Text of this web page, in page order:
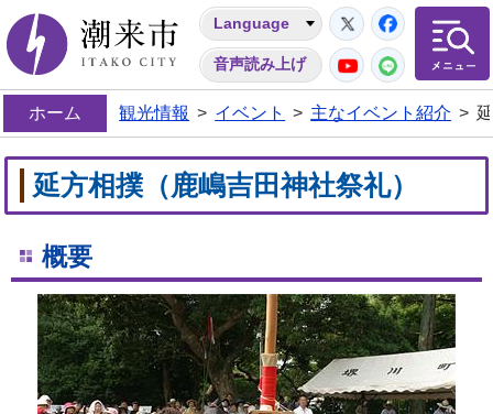
潮来市
Language
音声読み上げ
Twitter
YouTube
LINE
ホーム 観光情報 > イベント > 主なイベント紹介 >
延方相撲（鹿嶋吉田神社祭礼）
概要